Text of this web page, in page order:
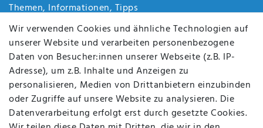
Themen, Informationen, Tipps
Jobs
Über uns
Kontakt
Datenschutz
AGB
FAQ
Batterieentsorgung
Altölverordnung
Wir verwenden Cookies und ähnliche Technologien auf
unserer Website und verarbeiten personenbezogene
Daten von Besucher:innen unserer Webseite (z.B. IP-
Adresse), um z.B. Inhalte und Anzeigen zu
personalisieren, Medien von Drittanbietern einzubinden
oder Zugriffe auf unsere Website zu analysieren. Die
Datenverarbeitung erfolgt erst durch gesetzte Cookies.